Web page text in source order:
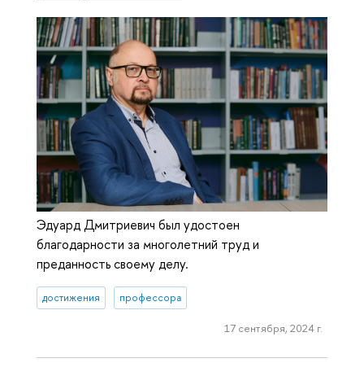
Эдуард Дмитриевич был удостоен
благодарности за многолетний труд и
преданность своему делу.
достижения профессора
17 сентября, 2024 г.